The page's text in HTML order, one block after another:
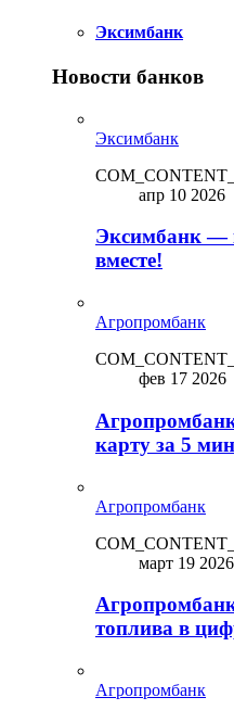
Эксимбанк
Новости банков
Эксимбанк
апр 10 2026
Эксимбанк —
вместе!
Агропромбанк
фев 17 2026
карту за 5
Агропромбанк
март 19 2026
топлива в
Агропромбанк